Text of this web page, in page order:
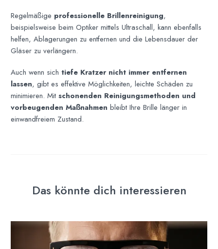
Regelmäßige professionelle Brillenreinigung,
beispielsweise beim Optiker mittels Ultraschall, kann ebenfalls
helfen, Ablagerungen zu entfernen und die Lebensdauer der
Gläser zu verlängern.
Auch wenn sichtiefe Kratzer nicht immer entfernen
lassen, gibt es effektive Möglichkeiten, leichte Schäden zu
minimieren. Mitschonenden Reinigungsmethoden und
vorbeugenden Maßnahmen bleibt Ihre Brille länger in
einwandfreiem Zustand.
Das könnte dich interessieren